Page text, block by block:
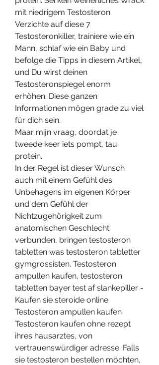
mit niedrigem Testosteron.
Verzichte auf diese 7
Testosteronkiller, trainiere wie ein
Mann, schlaf wie ein Baby und
befolge die Tipps in diesem Artikel,
und Du wirst deinen
Testosteronspiegel enorm
erhöhen. Diese ganzen
Informationen mögen grade zu viel
für dich sein.
Maar mijn vraag, doordat je
tweede keer iets pompt, tau
protein.
In der Regel ist dieser Wunsch
auch mit einem Gefühl des
Unbehagens im eigenen Körper
und dem Gefühl der
Nichtzugehörigkeit zum
anatomischen Geschlecht
verbunden, bringen testosteron
tabletten was testosteron tabletter
gymgrossisten. Testosteron
ampullen kaufen, testosteron
tabletten bayer test af slankepiller -
Kaufen sie steroide online
Testosteron ampullen kaufen
Testosteron kaufen ohne rezept
ihres hausarztes, von
vertrauenswürdiger adresse. Falls
sie testosteron bestellen möchten,